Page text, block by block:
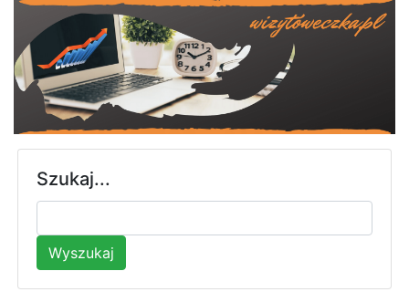
Szukaj...
Wyszukaj